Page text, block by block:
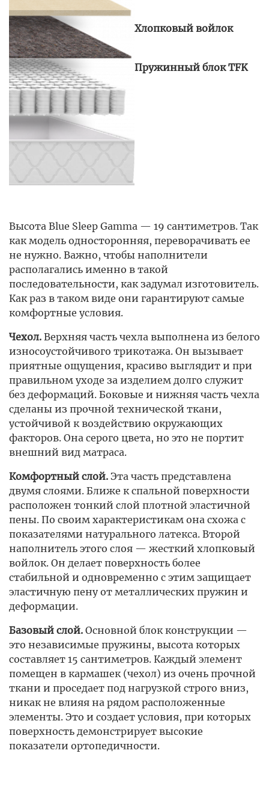
Пружинный блок TFK
Хлопковый войлок
Высота Blue Sleep Gamma — 19 сантиметров. Так
как модель односторонняя, переворачивать ее
не нужно. Важно, чтобы наполнители
располагались именно в такой
последовательности, как задумал изготовитель.
Как раз в таком виде они гарантируют самые
комфортные условия.
Чехол. Верхняя часть чехла выполнена из белого
износоустойчивого трикотажа. Он вызывает
приятные ощущения, красиво выглядит и при
правильном уходе за изделием долго служит
без деформаций. Боковые и нижняя часть чехла
сделаны из прочной технической ткани,
устойчивой к воздействию окружающих
факторов. Она серого цвета, но это не портит
внешний вид матраса.
Комфортный слой. Эта часть представлена
двумя слоями. Ближе к спальной поверхности
расположен тонкий слой плотной эластичной
пены. По своим характеристикам она схожа с
показателями натурального латекса. Второй
наполнитель этого слоя — жесткий хлопковый
войлок. Он делает поверхность более
стабильной и одновременно с этим защищает
эластичную пену от металлических пружин и
деформации.
Базовый слой. Основной блок конструкции —
это независимые пружины, высота которых
составляет 15 сантиметров. Каждый элемент
помещен в кармашек (чехол) из очень прочной
ткани и проседает под нагрузкой строго вниз,
никак не влияя на рядом расположенные
элементы. Это и создает условия, при которых
поверхность демонстрирует высокие
показатели ортопедичности.